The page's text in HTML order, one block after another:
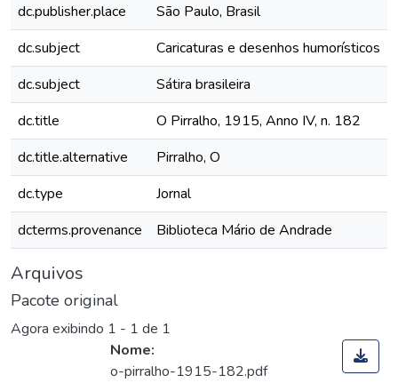
dc.publisher.place
São Paulo, Brasil
dc.subject
Caricaturas e desenhos humorísticos
dc.subject
Sátira brasileira
dc.title
O Pirralho, 1915, Anno IV, n. 182
dc.title.alternative
Pirralho, O
dc.type
Jornal
dcterms.provenance
Biblioteca Mário de Andrade
Arquivos
Pacote original
Agora exibindo 1 - 1 de 1
Nome:
o-pirralho-1915-182.pdf